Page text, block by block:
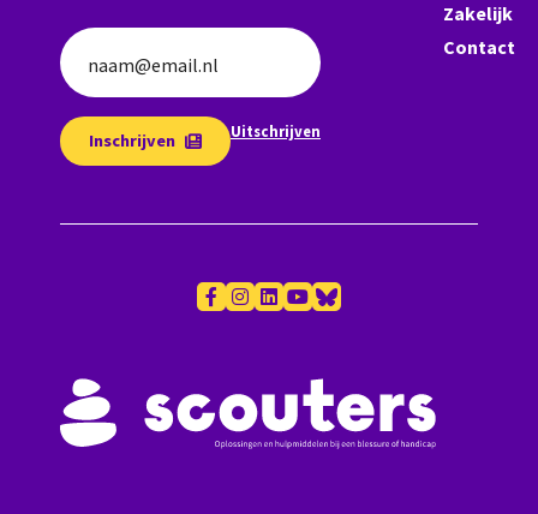
naam@email.nl
Inschrijven Uitschrijven
Zakelijk
Contact